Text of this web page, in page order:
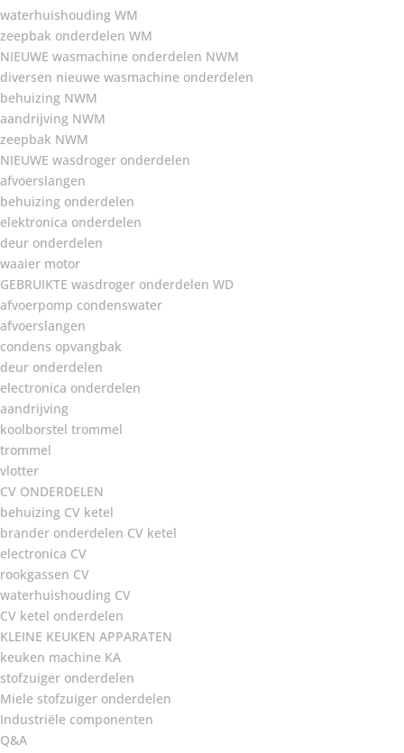
waterhuishouding WM
zeepbak onderdelen WM
NIEUWE wasmachine onderdelen NWM
diversen nieuwe wasmachine onderdelen
behuizing NWM
aandrijving NWM
zeepbak NWM
NIEUWE wasdroger onderdelen
afvoerslangen
behuizing onderdelen
elektronica onderdelen
deur onderdelen
waaier motor
GEBRUIKTE wasdroger onderdelen WD
afvoerpomp condenswater
afvoerslangen
condens opvangbak
deur onderdelen
electronica onderdelen
aandrijving
koolborstel trommel
trommel
vlotter
CV ONDERDELEN
behuizing CV ketel
brander onderdelen CV ketel
electronica CV
rookgassen CV
waterhuishouding CV
CV ketel onderdelen
KLEINE KEUKEN APPARATEN
keuken machine KA
stofzuiger onderdelen
Miele stofzuiger onderdelen
Industriële componenten
Q&A